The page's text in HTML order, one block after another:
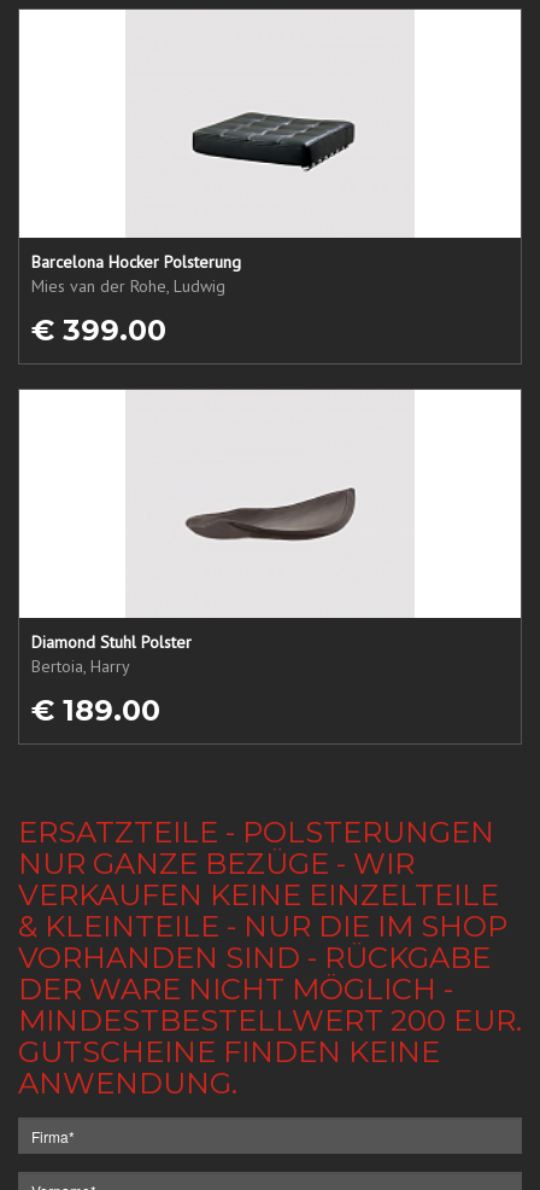
Barcelona Hocker Polsterung
Mies van der Rohe, Ludwig
€ 399.00
Diamond Stuhl Polster
Bertoia, Harry
€ 189.00
ERSATZTEILE - POLSTERUNGEN
NUR GANZE BEZÜGE - WIR
VERKAUFEN KEINE EINZELTEILE
& KLEINTEILE - NUR DIE IM SHOP
VORHANDEN SIND - RÜCKGABE
DER WARE NICHT MÖGLICH -
MINDESTBESTELLWERT 200 EUR.
GUTSCHEINE FINDEN KEINE
ANWENDUNG.